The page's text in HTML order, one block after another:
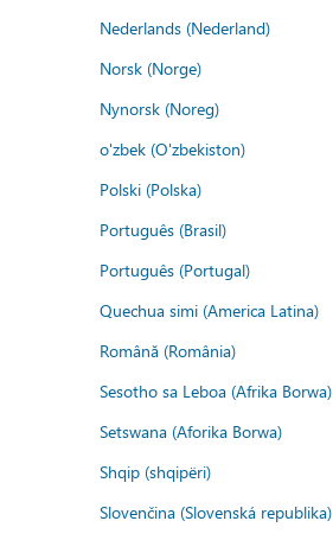
Nederlands (Nederland)
Norsk (Norge)
Nynorsk (Noreg)
o'zbek (O'zbekiston)
Polski (Polska)
Português (Brasil)
Português (Portugal)
Quechua simi (America Latina)
Română (România)
Sesotho sa Leboa (Afrika Borwa)
Setswana (Aforika Borwa)
Shqip (shqipëri)
Slovenčina (Slovenská republika)